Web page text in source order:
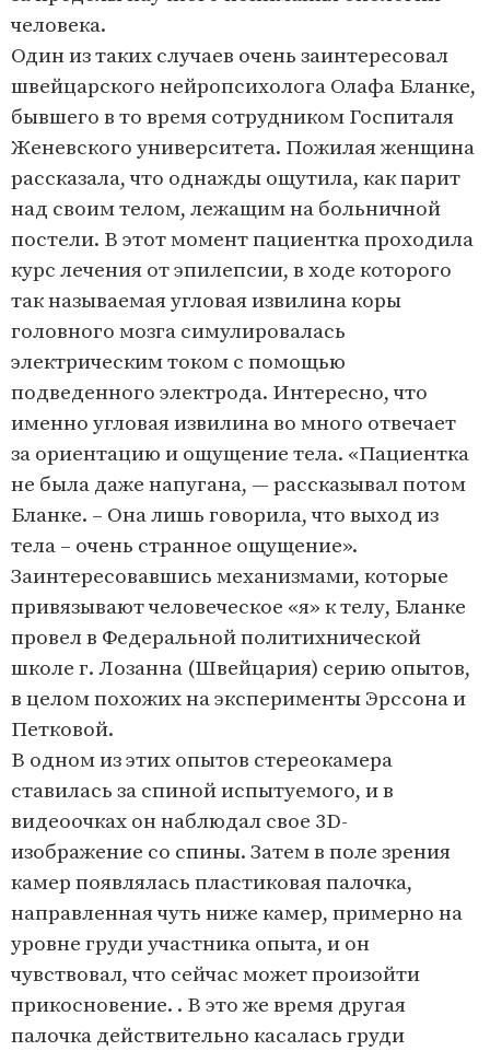
человека.
Один из таких случаев очень заинтересовал
швейцарского нейропсихолога Олафа Бланке,
бывшего в то время сотрудником Госпиталя
Женевского университета. Пожилая женщина
рассказала, что однажды ощутила, как парит
над своим телом, лежащим на больничной
постели. В этот момент пациентка проходила
курс лечения от эпилепсии, в ходе которого
так называемая угловая извилина коры
головного мозга симулировалась
электрическим током с помощью
подведенного электрода. Интересно, что
именно угловая извилина во много отвечает
за ориентацию и ощущение тела. «Пациентка
не была даже напугана, — рассказывал потом
Бланке. – Она лишь говорила, что выход из
тела – очень странное ощущение».
Заинтересовавшись механизмами, которые
привязывают человеческое «я» к телу, Бланке
провел в Федеральной политихнической
школе г. Лозанна (Швейцария) серию опытов,
в целом похожих на эксперименты Эрссона и
Петковой.
В одном из этих опытов стереокамера
ставилась за спиной испытуемого, и в
видеоочках он наблюдал свое 3D-
изображение со спины. Затем в поле зрения
камер появлялась пластиковая палочка,
направленная чуть ниже камер, примерно на
уровне груди участника опыта, и он
чувствовал, что сейчас может произойти
прикосновение. . В это же время другая
палочка действительно касалась груди